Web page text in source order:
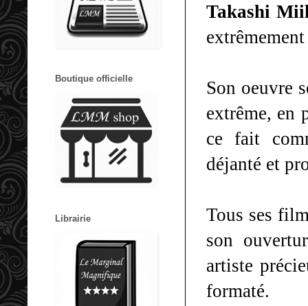
Takashi
Son oeuvre
extrême, en
ce fait
déjanté et
Tous ses
son
artiste
formaté.
Boutique officielle
Librairie